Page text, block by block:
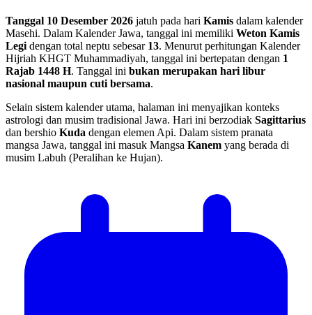
Tanggal 10 Desember 2026 jatuh pada hari Kamis dalam kalender
Masehi. Dalam Kalender Jawa, tanggal ini memiliki Weton Kamis
Legi dengan total neptu sebesar 13. Menurut perhitungan Kalender
Hijriah KHGT Muhammadiyah, tanggal ini bertepatan dengan 1
Rajab 1448 H. Tanggal ini bukan merupakan hari libur
nasional maupun cuti bersama.
Selain sistem kalender utama, halaman ini menyajikan konteks
astrologi dan musim tradisional Jawa. Hari ini berzodiak Sagittarius
dan bershio Kuda dengan elemen Api. Dalam sistem pranata
mangsa Jawa, tanggal ini masuk Mangsa Kanem yang berada di
musim Labuh (Peralihan ke Hujan).